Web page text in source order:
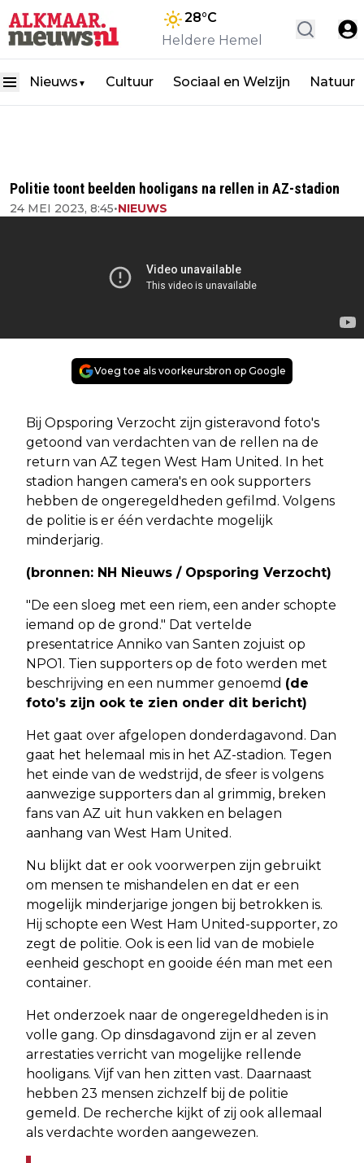
28°C
Heldere Hemel
Nieuws ▼ Cultuur Sociaal en Welzijn Natuur
Politie toont beelden hooligans na rellen in AZ-stadion
24 MEI 2023, 8:45•NIEUWS
Voeg toe als voorkeursbron op Google
Bij Opsporing Verzocht zijn gisteravond foto's
getoond van verdachten van de rellen na de
return van AZ tegen West Ham United. In het
stadion hangen camera's en ook supporters
hebben de ongeregeldheden gefilmd. Volgens
de politie is er één verdachte mogelijk
minderjarig.
(bronnen: NH Nieuws / Opsporing Verzocht)
"De een sloeg met een riem, een ander schopte
iemand op de grond." Dat vertelde
presentatrice Anniko van Santen zojuist op
NPO1. Tien supporters op de foto werden met
beschrijving en een nummer genoemd (de
foto’s zijn ook te zien onder dit bericht)
Het gaat over afgelopen donderdagavond. Dan
gaat het helemaal mis in het AZ-stadion. Tegen
het einde van de wedstrijd, de sfeer is volgens
aanwezige supporters dan al grimmig, breken
fans van AZ uit hun vakken en belagen
aanhang van West Ham United.
Nu blijkt dat er ook voorwerpen zijn gebruikt
om mensen te mishandelen en dat er een
mogelijk minderjarige jongen bij betrokken is.
Hij schopte een West Ham United-supporter, zo
zegt de politie. Ook is een lid van de mobiele
eenheid geschopt en gooide één man met een
container.
Het onderzoek naar de ongeregeldheden is in
volle gang. Op dinsdagavond zijn er al zeven
arrestaties verricht van mogelijke rellende
hooligans. Vijf van hen zitten vast. Daarnaast
hebben 23 mensen zichzelf bij de politie
gemeld. De recherche kijkt of zij ook allemaal
als verdachte worden aangewezen.